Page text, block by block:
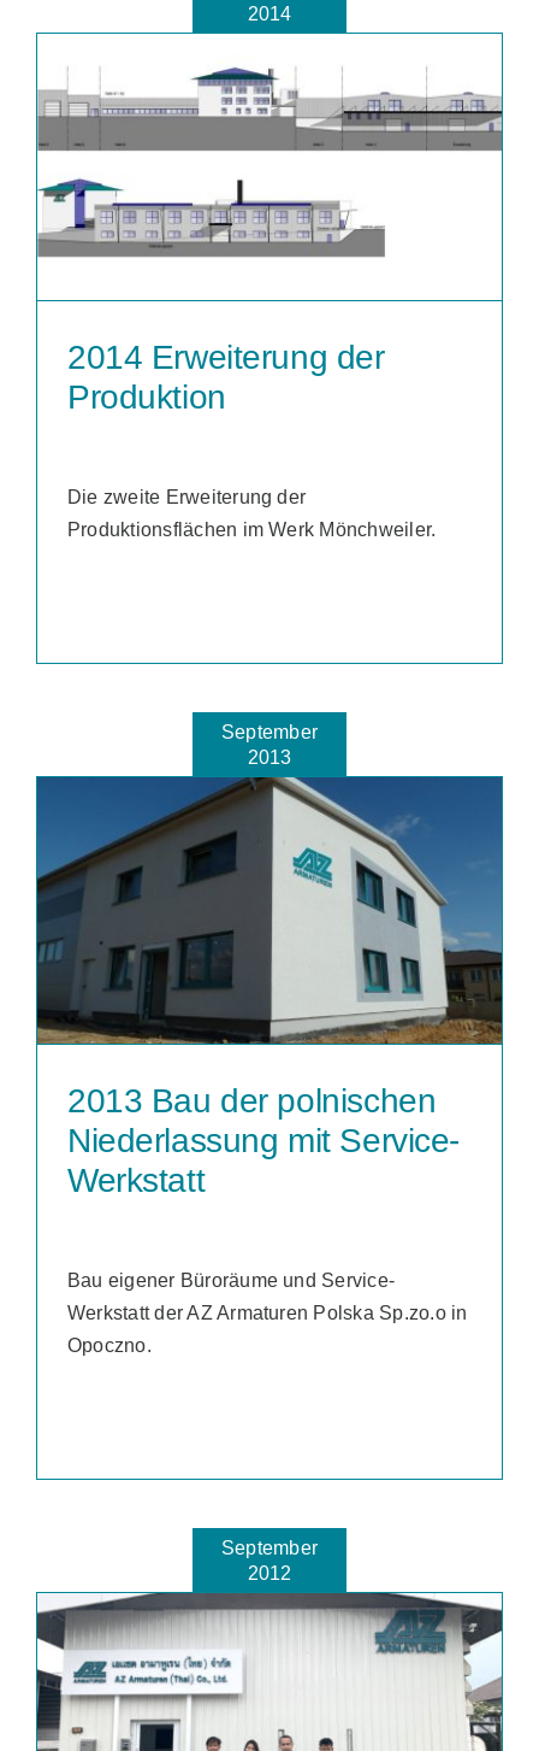
2014
2014 Erweiterung der
Produktion
Die zweite Erweiterung der
Produktionsflächen im Werk Mönchweiler.
September
2013
2013 Bau der polnischen
Niederlassung mit Service-
Werkstatt
Bau eigener Büroräume und Service-
Werkstatt der AZ Armaturen Polska Sp.zo.o in
Opoczno.
September
2012